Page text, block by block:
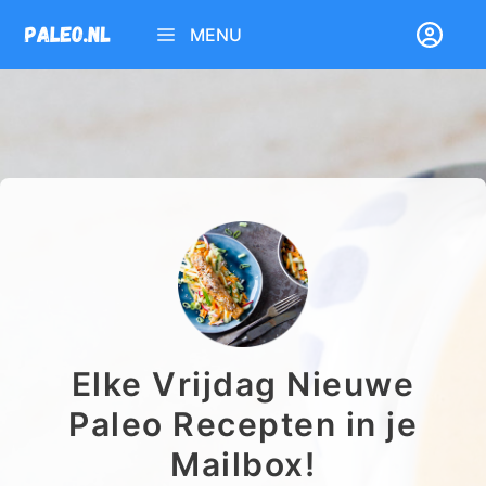
naar
de
MENU
Elke Vrijdag Nieuwe
Paleo Recepten in je
Mailbox!